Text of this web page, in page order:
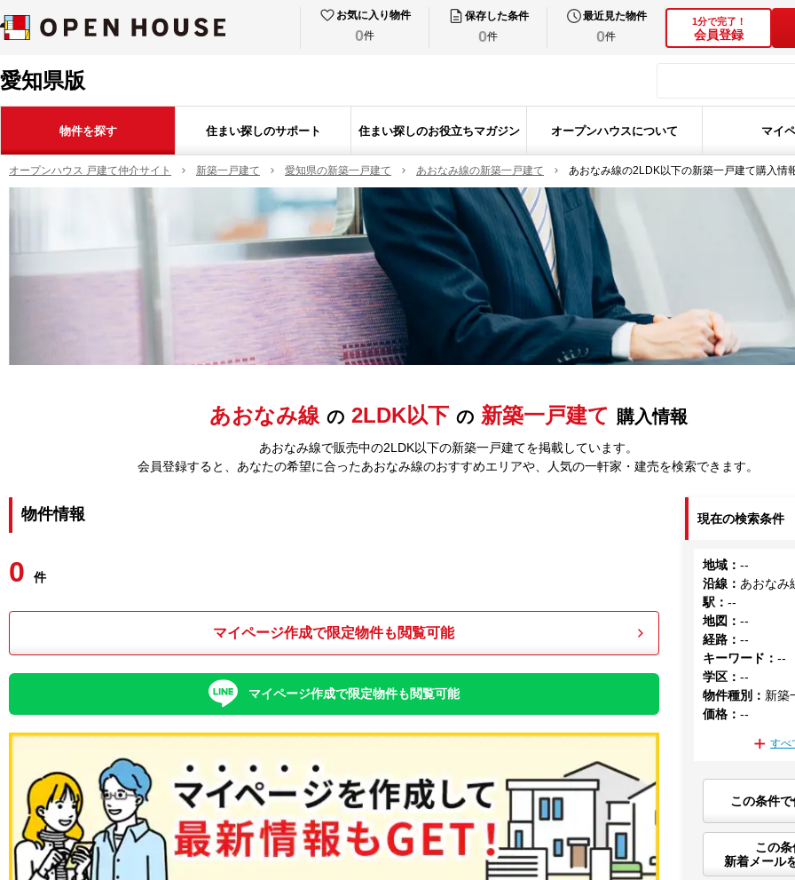
お気に入り物件
0件
保存した条件
0件
最近見た物件
0件
1分で完了！
会員登録
愛知県版
物件を探す 住まい探しのサポート 住まい探しのお役立ちマガジン オープンハウスについて マイ
オープンハウス 戸建て仲介サイト 新築一戸建て 愛知県の新築一戸建て あおなみ線の新築一戸建て あおなみ線の2LDK以下の新築一戸建て購入情
あおなみ線 の 2LDK以下 の 新築一戸建て 購入情報
あおなみ線で販売中の2LDK以下の新築一戸建てを掲載しています。
会員登録すると、あなたの希望に合ったあおなみ線のおすすめエリアや、人気の一軒家・建売を検索できます。
物件情報
0 件
マイページ作成で限定物件も閲覧可能
マイページ作成で限定物件も閲覧可能
現在の検索条件
地域 ：--
沿線 ： あおなみ
駅 ：--
地図 ：--
経路 ：--
キーワード ：--
学区 ：--
物件種別 ： 新築
価格 ：--
すべ
この条件
この
新着メール